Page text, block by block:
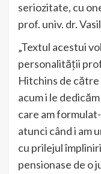
seriozitate, cu
prof. univ. dr.
„Textul acestui
personalității
Hitchins de
acum i le
care am
atunci când i am
cu prilejul
pensionase de o